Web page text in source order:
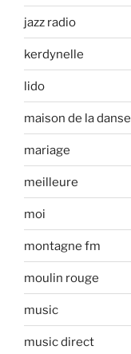
jazz radio
kerdynelle
lido
maison de la danse
mariage
meilleure
moi
montagne fm
moulin rouge
music
music direct